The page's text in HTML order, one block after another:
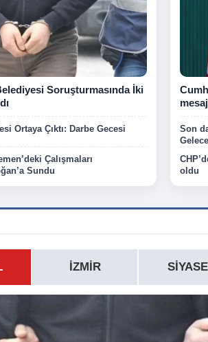
Soruşturmasında İki
Ortaya Çıktı: Darbe Gecesi
Çalışmaları
Sundu
Son
oldu
İZMIR